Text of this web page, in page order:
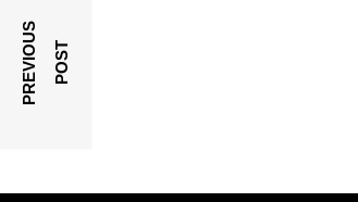
P
R
E
V
I
O
U
S
P
O
S T